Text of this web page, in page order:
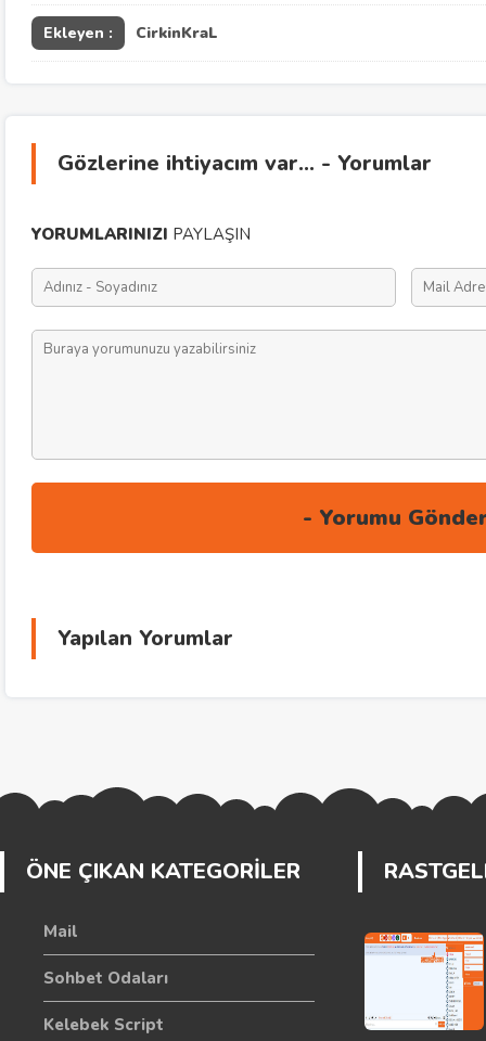
Ekleyen : CirkinKraL
Gözlerine ihtiyacım var… - Yorumlar
YORUMLARINIZI PAYLAŞIN
Yapılan Yorumlar
ÖNE ÇIKAN KATEGORİLER
Mail
Sohbet Odaları
Kelebek Script